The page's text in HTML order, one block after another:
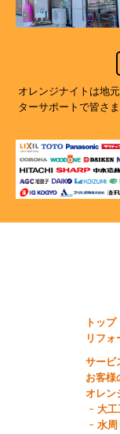
オレンジナイトは地
ターサポートで皆さ
トップ
リフォ
サービ
お客様
オレン
大工
水周